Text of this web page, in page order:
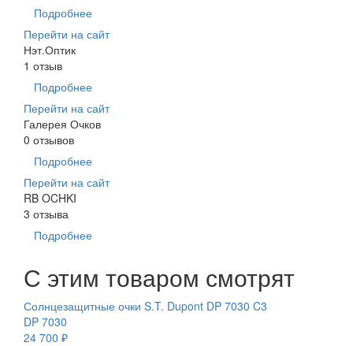
Подробнее
Перейти на сайт
Нэт.Оптик
1 отзыв
Подробнее
Перейти на сайт
Галерея Очков
0 отзывов
Подробнее
Перейти на сайт
RB OCHKI
3 отзыва
Подробнее
С этим товаром смотрят
Солнцезащитные очки S.T. Dupont DP 7030 C3
DP 7030
24 700 ₽